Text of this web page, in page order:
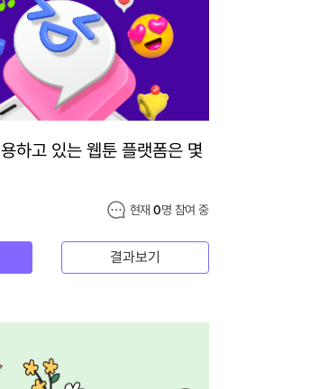
하고 있는 웹툰 플랫폼은 몇
현재0명 참여 중
결과보기